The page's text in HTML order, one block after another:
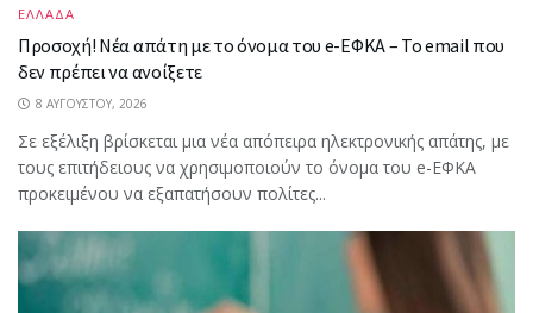
ΕΛΛΑΔΑ
Προσοχή! Νέα απάτη με το όνομα του e-ΕΦΚΑ – Το email που
δεν πρέπει να ανοίξετε
8 ΑΥΓΟΎΣΤΟΥ, 2026
Σε εξέλιξη βρίσκεται μια νέα απόπειρα ηλεκτρονικής απάτης, με
τους επιτήδειους να χρησιμοποιούν το όνομα του e-ΕΦΚΑ
προκειμένου να εξαπατήσουν πολίτες...